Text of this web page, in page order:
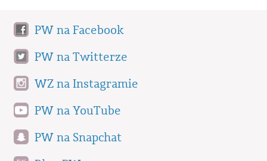
PW na Facebook
PW na Twitterze
WZ na Instagramie
PW na YouTube
PW na Snapchat